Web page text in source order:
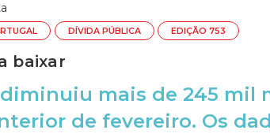
DÍVIDA PÚBLICA EDIÇÃO 753
baixar
mais de 245 mil
de fevereiro. Os